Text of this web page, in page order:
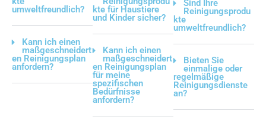
umweltfreundlich?
Kann ich einen
maßgeschneidert
en Reinigungsplan
anfordern?
kte für Haustiere
und Kinder sicher?
Kann ich einen
maßgeschneidert
en Reinigungsplan
für meine
spezifischen
Bedürfnisse
anfordern?
Sind Ihre
Reinigungsprodu
kte
umweltfreundlich?
Bieten Sie
einmalige oder
regelmäßige
Reinigungsdienste
an?